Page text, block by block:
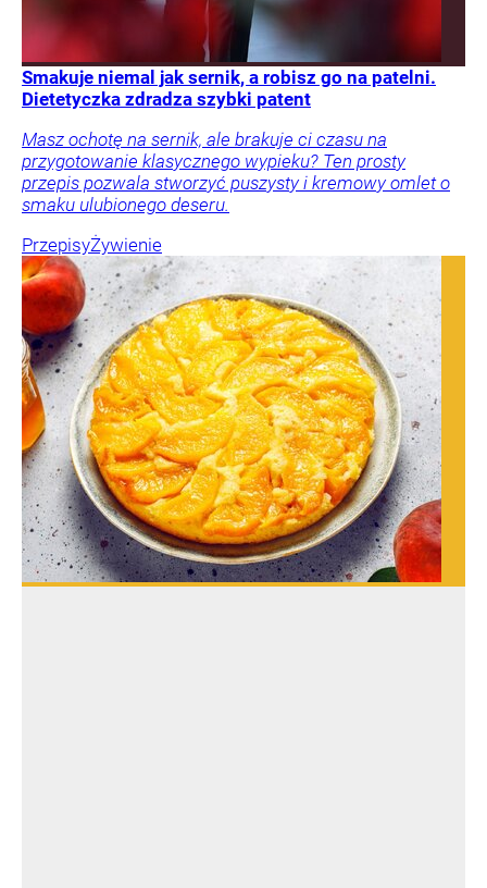
Smakuje niemal jak sernik, a robisz go na patelni.
Dietetyczka zdradza szybki patent
Masz ochotę na sernik, ale brakuje ci czasu na
przygotowanie klasycznego wypieku? Ten prosty
przepis pozwala stworzyć puszysty i kremowy omlet o
smaku ulubionego deseru.
PrzepisyŻywienie